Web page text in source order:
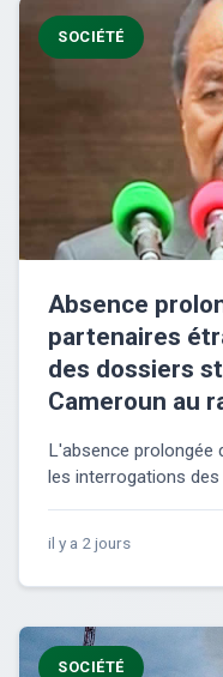
SOCIÉTÉ
Absence
partenaires
des dossiers
Cameroun au
L'absence prolongée
les interrogations des
il y a 2 jours
SOCIÉTÉ